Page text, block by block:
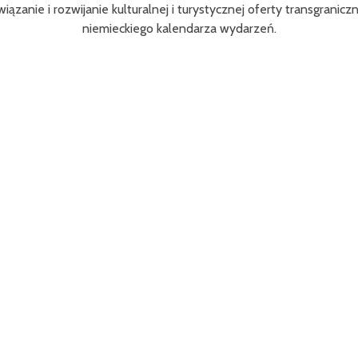
obszaru Euroregionu Pomerania jak i dla
działań jest przybliżenie zwykłym użytkownikom rowerów